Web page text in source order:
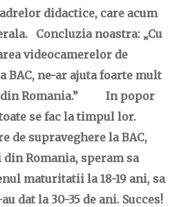
26 MAI 2023 284 LIKES
didactice, care acum
Concluzia noastra: „Cu
videocamerelor de
BAC, ne-ar ajuta foarte mult
din Romania.” In popor
se fac la timpul lor.
de supraveghere la BAC,
Romania, speram sa
maturitatii la 18-19 ani, sa
dat la 30-35 de ani. Succes!